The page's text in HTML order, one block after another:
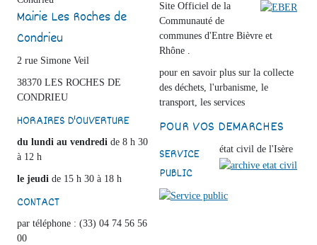
Mairie Les Roches de
Condrieu
2 rue Simone Veil
38370 LES ROCHES DE
CONDRIEU
HORAIRES D'OUVERTURE
du lundi au vendredi de 8 h 30
à 12 h
le jeudi de 15 h 30 à 18 h
CONTACT
par téléphone : (33) 04 74 56 56
00
Site Officiel de la
Communauté de
communes d'Entre Bièvre et
Rhône .
pour en savoir plus sur la collecte
des déchets, l'urbanisme, le
transport, les services
POUR VOS DEMARCHES
état civil de l'Isère
SERVICE
PUBLIC